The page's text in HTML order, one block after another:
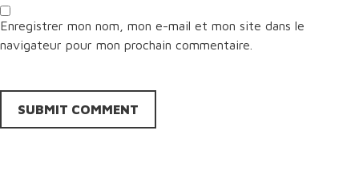
Enregistrer mon nom, mon e-mail et mon site dans le
navigateur pour mon prochain commentaire.